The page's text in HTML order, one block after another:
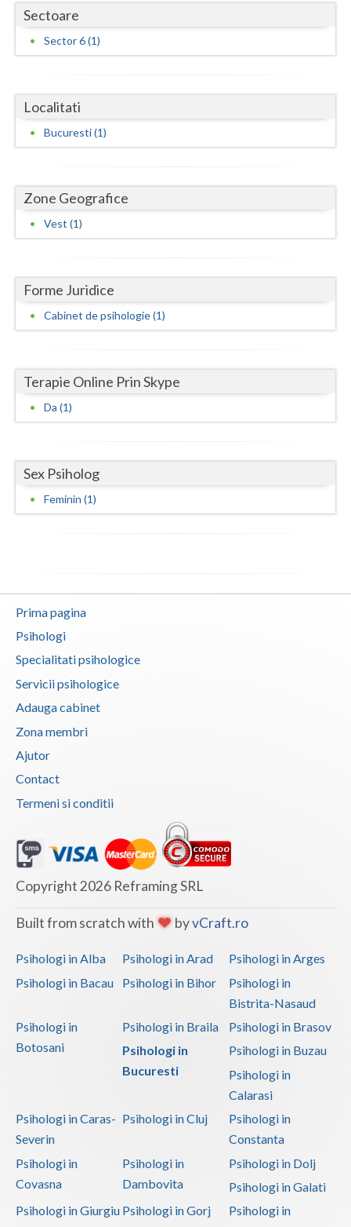
Ialomita
Iasi
Maramures
Mehedinti
Neamt
Salaj
Suceava
Teleorman
Tulcea
Valcea
Sectoare
Sector 6 (1)
Localitati
Bucuresti (1)
Zone Geografice
Vest (1)
Forme Juridice
Cabinet de psihologie (1)
Terapie Online Prin Skype
Da (1)
Sex Psiholog
Feminin (1)
Prima pagina
Psihologi
Specialitati psihologice
Servicii psihologice
Adauga cabinet
Zona membri
Ajutor
Contact
Termeni si conditii
Copyright 2026 Reframing SRL
Built from scratch with byvCraft.ro
Psihologi in Alba Psihologi in Arad
Psihologi in Arges
Psihologi in Bacau
Psihologi in Bihor
Psihologi in
Bistrita-Nasaud
Psihologi in
Botosani
Psihologi in Braila
Psihologi in Brasov
Psihologi in
Bucuresti
Psihologi in Buzau
Psihologi in
Calarasi
Psihologi in Caras-
Severin
Psihologi in Cluj
Psihologi in
Constanta
Psihologi in
Covasna
Psihologi in
Dambovita
Psihologi in Dolj
Psihologi in Galati
Psihologi in Giurgiu Psihologi in Gorj
Psihologi in